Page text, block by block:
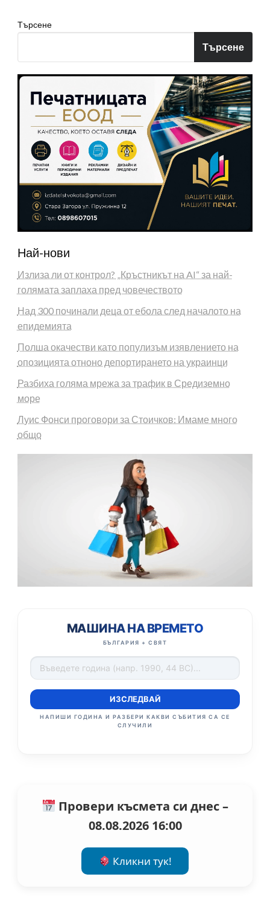
Търсене
Търсене
Най-нови
Излиза ли от контрол? „Кръстникът на AI“ за най-
голямата заплаха пред човечеството
Над 300 починали деца от ебола след началото на
епидемията
Полша окачестви като популизъм изявлението на
опозицията отноно депортирането на украинци
Разбиха голяма мрежа за трафик в Средиземно
море
Луис Фонси проговори за Стоичков: Имаме много
общо
МАШИНА НА ВРЕМЕТО
БЪЛГАРИЯ + СВЯТ
ИЗСЛЕДВАЙ
НАПИШИ ГОДИНА И РАЗБЕРИ КАКВИ СЪБИТИЯ СА СЕ
СЛУЧИЛИ
Провери късмета си днес –
08.08.2026 16:00
Кликни тук!